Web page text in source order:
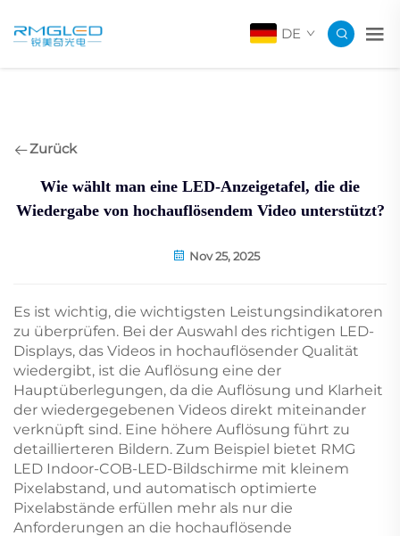
DE
Zurück
Wie wählt man eine LED-Anzeigetafel, die die
Wiedergabe von hochauflösendem Video unterstützt?
Nov 25, 2025
Es ist wichtig, die wichtigsten Leistungsindikatoren
zu überprüfen. Bei der Auswahl des richtigen LED-
Displays, das Videos in hochauflösender Qualität
wiedergibt, ist die Auflösung eine der
Hauptüberlegungen, da die Auflösung und Klarheit
der wiedergegebenen Videos direkt miteinander
verknüpft sind. Eine höhere Auflösung führt zu
detaillierteren Bildern. Zum Beispiel bietet RMG
LED Indoor-COB-LED-Bildschirme mit kleinem
Pixelabstand, und automatisch optimierte
Pixelabstände erfüllen mehr als nur die
Anforderungen an die hochauflösende